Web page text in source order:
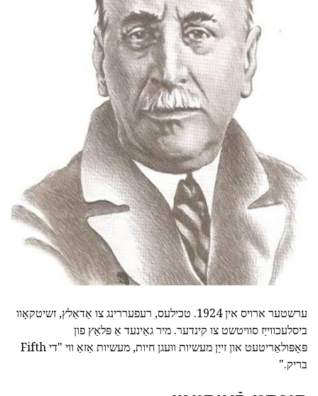
ערשטער ארויס אין 1924. טכילעס, רעפעררינג צו אַדאַלץ, זשיטקאָוו
ביסלעכווייַז סוויטשט צו קינדער. מיר גאַינעד אַ פּלאַץ פון
פּאָפּולאַריטעט און זייַן מעשיות וועגן חיות, מעשיות אַזאַ ווי "די Fifth
בריק."